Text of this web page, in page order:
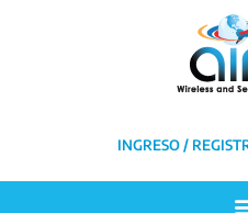
INGRESO /